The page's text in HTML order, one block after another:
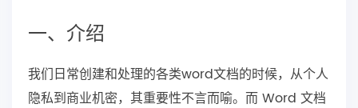
一、介绍
我们日常创建和处理的各类word文档的时候，从个人
隐私到商业机密，其重要性不言而喻。而 Word 文档